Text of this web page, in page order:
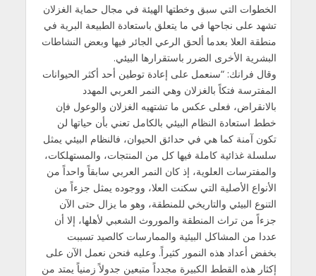
الخطوات التي سبق وخطتها الهيئة في مجال حماية الغزلان
تشهد على نجاحها في ما يتعلق باستعادة الطبيعة البرية في
منطقة العلا بعدما ألحق الرعي الجائر فيها وبعض النشاطات
البشرية الأخرى الضرر باستقرارها البيئي.
وقال فرانك: “سنعمل على إعادة توطين أحد أكثر الحيوانات
المفترسة فتكاً بالغزلان وهي النمر العربي المهدد
بالانقراض، فعلى عكس ما تشتهيه الغزلان والوعول فإن
خطط استعادة النظام البيئي بالكامل تعني بأن حياتها لن
تكون آمنة كما هي في حدائق الحيوان، فالنظام البيئي يمثل
سلسلة غذائية كاملة فيها كل من المنتجات، والمستهلكات،
والمفترسات العلوية، إذ كان النمر العربي سابقاً واحداً من
الأنواع الأصلية التي سكنت العلا، ووجوده يمثل جزءاً من
التنوع البيئي والتاريخي للمنطقة، وهو ما يزال حتى الآن
جزءاً من تراث المنطقة والموروث الشعبي لأهلها، إلا أن
عددا من المشاكل البيئية والممارسات كالصيد تسببت
بخفض أعداد هذه النمور كثيراً. وعليه فنحن نعمل الآن على
إكثار هذه القطط الكبيرة مجدداً متبعين جدولاً زمنياً يمتد من